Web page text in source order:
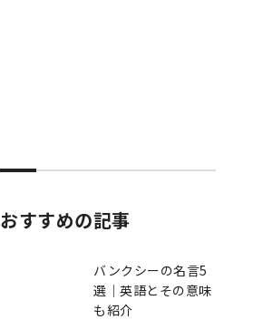
おすすめの記事
バンクシーの名言5
選｜英語とその意味
も紹介